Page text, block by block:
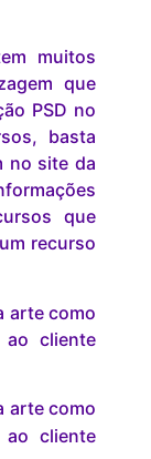
muitos
que
PSD no
basta
no site da
que
recurso
arte como
ao cliente
arte como
ao cliente